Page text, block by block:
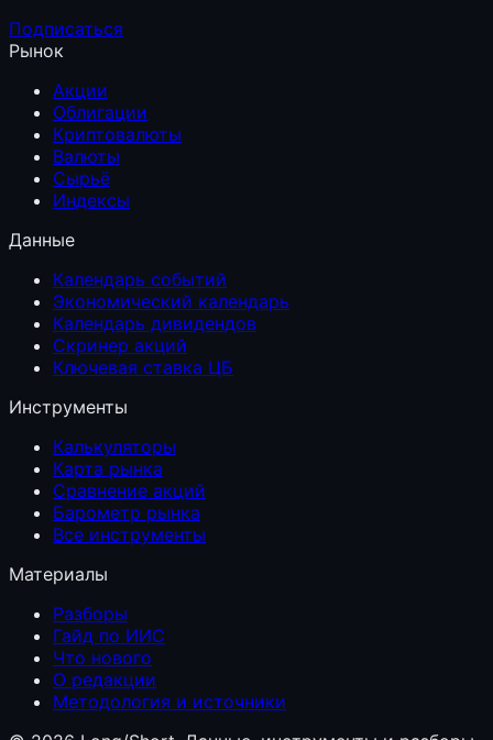
Подписаться
Рынок
Акции
Облигации
Криптовалюты
Валюты
Сырьё
Индексы
Данные
Календарь событий
Экономический календарь
Календарь дивидендов
Скринер акций
Ключевая ставка ЦБ
Инструменты
Калькуляторы
Карта рынка
Сравнение акций
Барометр рынка
Все инструменты
Материалы
Разборы
Гайд по ИИС
Что нового
О редакции
Методология и источники